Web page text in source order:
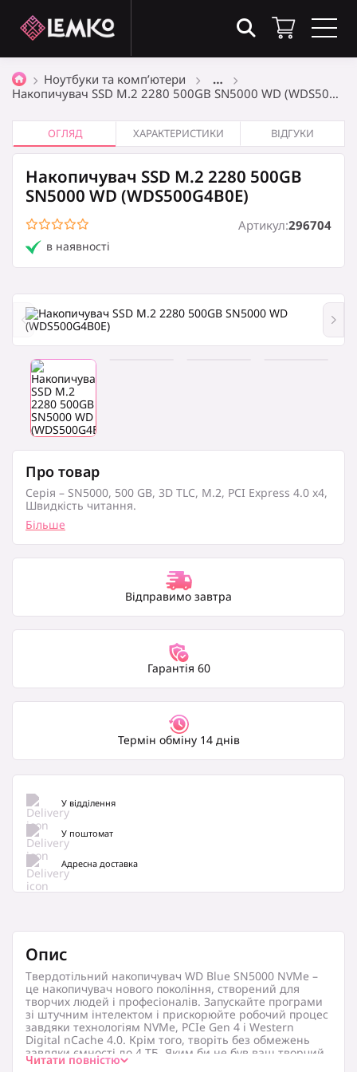
Товари в кошику(0)
Кошик порожній
0₴
Оформити замовлення
Ноутбуки та комп’ютери
…
Накопичувач SSD M.2 2280 500GB SN5000 WD (WDS50…
ОГЛЯД ХАРАКТЕРИСТИКИ ВІДГУКИ
Накопичувач SSD M.2 2280 500GB
SN5000 WD (WDS500G4B0E)
в наявності
Артикул:296704
Про товар
Серія – SN5000, 500 GB, 3D TLC, M.2, PCI Express 4.0 x4,
Швидкість читання.
Більше
Відправимо завтра
Гарантія 60
Термін обміну 14 днів
У відділення
У поштомат
Адресна доставка
Опис
Твердотільний накопичувач WD Blue SN5000 NVMe –
це накопичувач нового покоління, створений для
творчих людей і професіоналів. Запускайте програми
зі штучним інтелектом і прискорюйте робочий процес
завдяки технологіям NVMe, PCIe Gen 4 і Western
Digital nCache 4.0. Крім того, творіть без обмежень
завдяки ємності до 4 ТБ. Яким би не був ваш творчий
процес, твердотільний накопичувач WD Blue SN5000
Читати повністю